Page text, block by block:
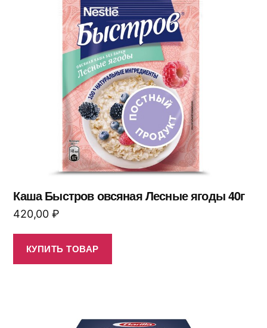
Каша Быстров овсяная Лесные ягоды 40г
420,00 ₽
КУПИТЬ ТОВАР